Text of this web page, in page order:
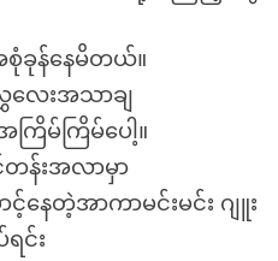
စုံခုန်နေမိတယ်။
လေးအသာချ
ကြိမ်ကြိမ်ပေါ့။
တန်းအလာမှာ
ေတဲ့အာကာမင်းမင်း ဂျူး
င်း